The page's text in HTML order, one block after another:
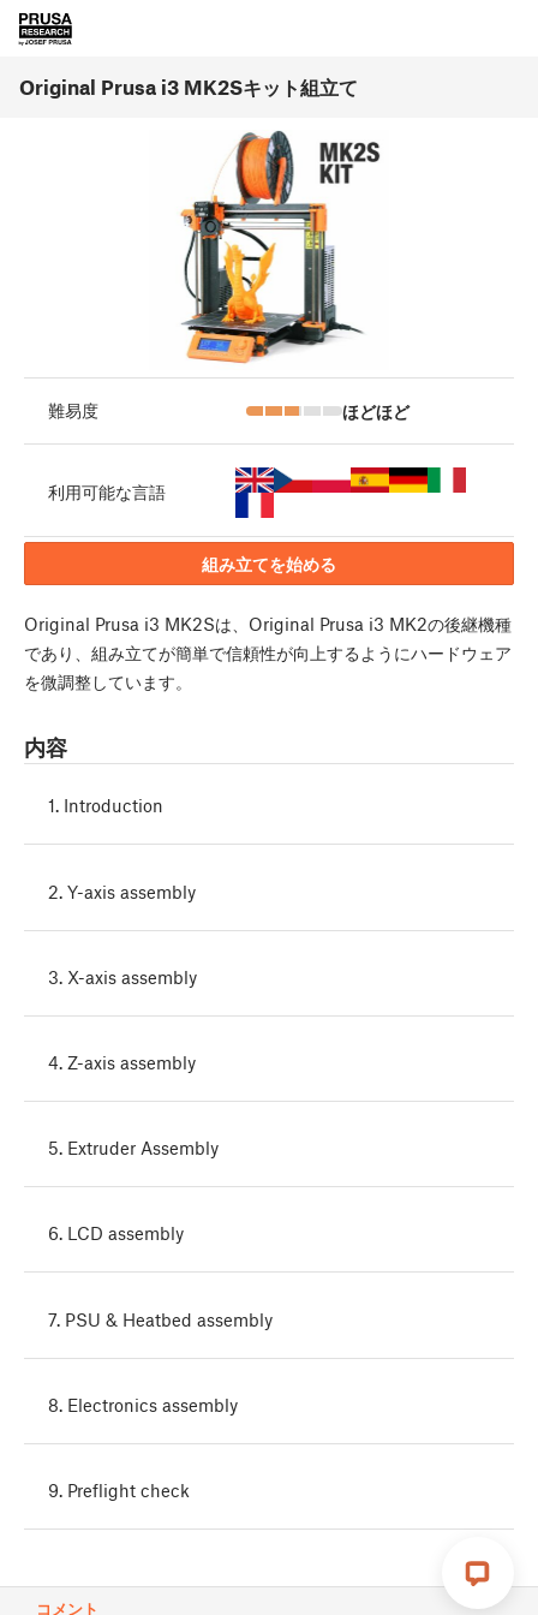
Original Prusa i3 MK2Sキット組立て
コメント
難易度 ほどほど
利用可能な言語
組み立てを始める
Original Prusa i3 MK2Sは、Original Prusa i3 MK2の後継機種
であり、組み立てが簡単で信頼性が向上するようにハードウェア
を微調整しています。
内容
1. Introduction
2. Y-axis assembly
3. X-axis assembly
4. Z-axis assembly
5. Extruder Assembly
6. LCD assembly
7. PSU & Heatbed assembly
8. Electronics assembly
9. Preflight check